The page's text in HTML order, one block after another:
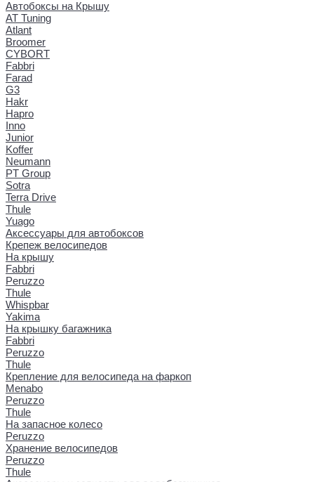
Автобоксы на Крышу
AT Tuning
Atlant
Broomer
CYBORT
Fabbri
Farad
G3
Hakr
Hapro
Inno
Junior
Koffer
Neumann
PT Group
Sotra
Terra Drive
Thule
Yuago
Аксессуары для автобоксов
Крепеж велосипедов
На крышу
Fabbri
Peruzzo
Thule
Whispbar
Yakima
На крышку багажника
Fabbri
Peruzzo
Thule
Крепление для велосипеда на фаркоп
Menabo
Peruzzo
Thule
На запасное колесо
Peruzzo
Хранение велосипедов
Peruzzo
Thule